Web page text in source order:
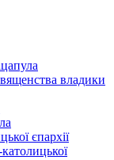
владики
єпархії